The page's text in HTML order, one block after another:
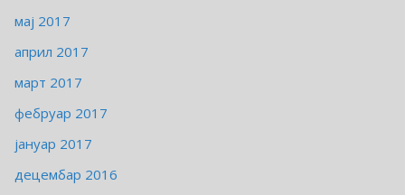
мај 2017
април 2017
март 2017
фебруар 2017
јануар 2017
децембар 2016